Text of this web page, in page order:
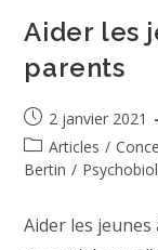
Aider les
parents
Publication
publiée :
2 janvier 2021
Post
category:
Articles /
Bertin /
Aider les